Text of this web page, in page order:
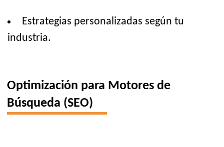
Estrategias personalizadas según tu
industria.
Optimización para Motores de
Búsqueda (SEO)